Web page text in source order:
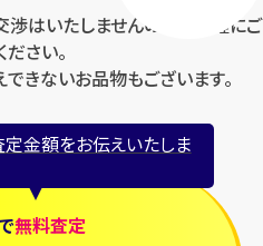
はいたしませんのでお気軽にご
さい。
きないお品物もございます。
定金額をお伝えいたしま
無料査定